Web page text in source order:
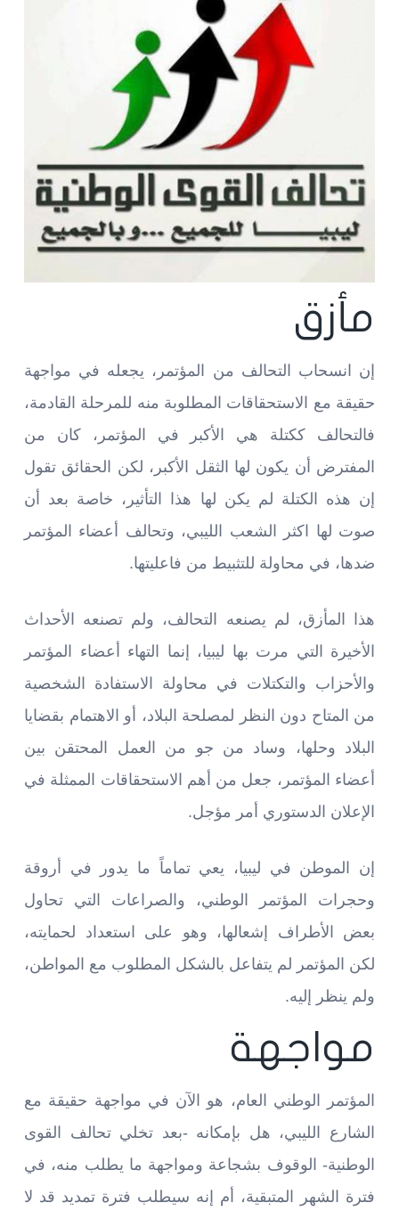
مأزق
إن انسحاب التحالف من المؤتمر، يجعله في مواجهة
حقيقة مع الاستحقاقات المطلوبة منه للمرحلة القادمة،
فالتحالف ككتلة هي الأكبر في المؤتمر، كان من
المفترض أن يكون لها الثقل الأكبر، لكن الحقائق تقول
إن هذه الكتلة لم يكن لها هذا التأثير، خاصة بعد أن
صوت لها اكثر الشعب الليبي، وتحالف أعضاء المؤتمر
ضدها، في محاولة للتثبيط من فاعليتها.
هذا المأزق، لم يصنعه التحالف، ولم تصنعه الأحداث
الأخيرة التي مرت بها ليبيا، إنما التهاء أعضاء المؤتمر
والأحزاب والتكتلات في محاولة الاستفادة الشخصية
من المتاح دون النظر لمصلحة البلاد، أو الاهتمام بقضايا
البلاد وحلها، وساد من جو من العمل المحتقن بين
أعضاء المؤتمر، جعل من أهم الاستحقاقات الممثلة في
الإعلان الدستوري أمر مؤجل.
إن الموطن في ليبيا، يعي تماماً ما يدور في أروقة
وحجرات المؤتمر الوطني، والصراعات التي تحاول
بعض الأطراف إشعالها، وهو على استعداد لحمايته،
لكن المؤتمر لم يتفاعل بالشكل المطلوب مع المواطن،
ولم ينظر إليه.
مواجهة
المؤتمر الوطني العام، هو الآن في مواجهة حقيقة مع
الشارع الليبي، هل بإمكانه -بعد تخلي تحالف القوى
الوطنية- الوقوف بشجاعة ومواجهة ما يطلب منه، في
فترة الشهر المتبقية، أم إنه سيطلب فترة تمديد قد لا